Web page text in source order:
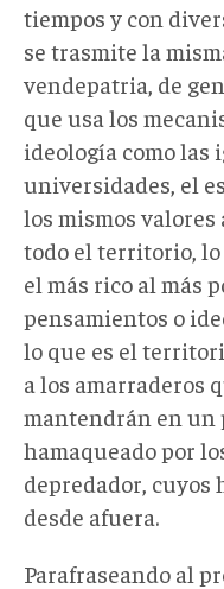
tiempos y con
se trasmite la
vendepatria, de
que usa los
ideología como las
universidades, el
los mismos valores
todo el territorio, lo
el más rico al más
pensamientos o
lo que es el
a los amarraderos
mantendrán en un
hamaqueado por
depredador, cuyos
desde afuera.
Parafraseando al